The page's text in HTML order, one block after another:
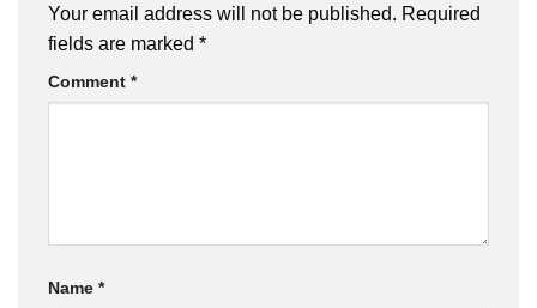
Your email address will not be published. Required
fields are marked *
Comment *
Name *